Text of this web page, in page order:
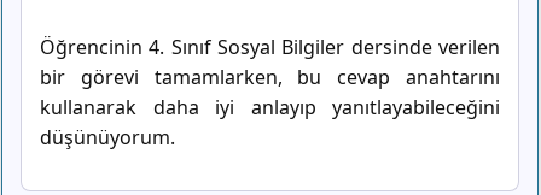
Öğrencinin 4. Sınıf Sosyal Bilgiler dersinde verilen
bir görevi tamamlarken, bu cevap anahtarını
kullanarak daha iyi anlayıp yanıtlayabileceğini
düşünüyorum.